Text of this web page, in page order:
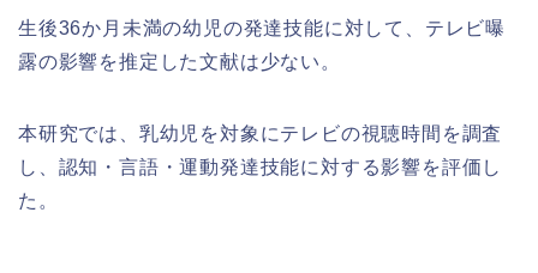
生後36か月未満の幼児の発達技能に対して、テレビ曝
露の影響を推定した文献は少ない。
本研究では、乳幼児を対象にテレビの視聴時間を調査
し、認知・言語・運動発達技能に対する影響を評価し
た。